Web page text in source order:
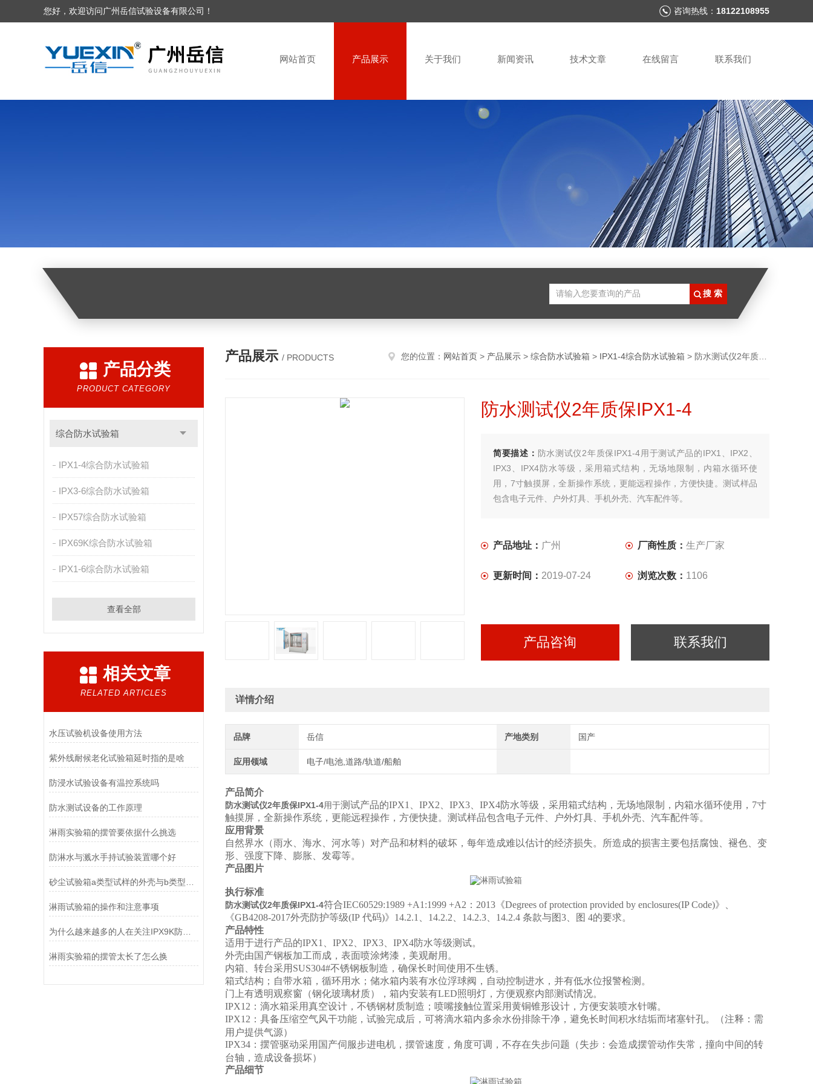
您好，欢迎访问广州岳信试验设备有限公司！ 咨询热线： 18122108955
网站首页 产品展示 关于我们 新闻资讯 技术文章 在线留言 联系我们
产品分类
PRODUCT CATEGORY
综合防水试验箱
IPX1-4综合防水试验箱
IPX3-6综合防水试验箱
IPX57综合防水试验箱
IPX69K综合防水试验箱
IPX1-6综合防水试验箱
查看全部
相关文章
RELATED ARTICLES
水压试验机设备使用方法
紫外线耐候老化试验箱延时指的是啥
防浸水试验设备有温控系统吗
防水测试设备的工作原理
淋雨实验箱的摆管要依据什么挑选
防淋水与溅水手持试验装置哪个好
淋雨试验箱的操作和注意事项
为什么越来越多的人在关注IPX9K防水检测仪
淋雨实验箱的摆管太长了怎么换
产品展示 / PRODUCTS 您的位置： 网站首页 > 产品展示 > 综合防水试验箱 > IPX1-4综合防水试验箱 > 防水测试仪2年质保IPX1-4
防水测试仪2年质保IPX1-4
简要描述： 防水测试仪2年质保IPX1-4用于测试产品的IPX1、IPX2、
IPX3、IPX4防水等级，采用箱式结构，无场地限制，内箱水循环使
用，7寸触摸屏，全新操作系统，更能远程操作，方便快捷。测试样品
包含电子元件、户外灯具、手机外壳、汽车配件等。
产品地址： 广州 厂商性质： 生产厂家
更新时间： 2019-07-24 浏览次数： 1106
产品咨询 联系我们
详情介绍
品牌 岳信 产地类别 国产
应用领域 电子/电池,道路/轨道/船舶
产品简介
防水测试仪2年质保IPX1-4用于测试产品的IPX1、IPX2、IPX3、IPX4防水等级，采用箱式结构，无场地限制，内箱水循环使用，7寸
触摸屏，全新操作系统，更能远程操作，方便快捷。测试样品包含电子元件、户外灯具、手机外壳、汽车配件等。
应用背景
自然界水（雨水、海水、河水等）对产品和材料的破坏，每年造成难以估计的经济损失。所造成的损害主要包括腐蚀、褪色、变
形、强度下降、膨胀、发霉等。
产品图片
执行标准
防水测试仪2年质保IPX1-4符合IEC60529:1989 +A1:1999 +A2：2013《Degrees of protection provided by enclosures(IP Code)》、
《GB4208-2017外壳防护等级(IP 代码)》 14.2.1 14.2.2 14.2.3 14.2.4 条款与图3 、图 4的要求。
产品特性
适用于进行产品的IPX1、IPX2、IPX3、IPX4防水等级测试。
外壳由国产钢板加工而成，表面喷涂烤漆，美观耐用。
内箱、转台采用SUS304#不锈钢板制造，确保长时间使用不生锈。
箱式结构；自带水箱，循环用水；储水箱内装有水位浮球阀，自动控制进水，并有低水位报警检测。
门上有透明观察窗（钢化玻璃材质），箱内安装有LED照明灯，方便观察内部测试情况。
IPX12 ：滴水箱采用真空设计，不锈钢材质制造；喷嘴接触位置采用黄铜锥形设计，方便安装喷水针嘴。
IPX12 ：具备压缩空气风干功能，试验完成后，可将滴水箱内多余水份排除干净，避免长时间积水结垢而堵塞针孔。（注释：需
用户提供气源）
IPX34 ：摆管驱动采用国产伺服步进电机，摆管速度，角度可调，不存在失步问题（失步：会造成摆管动作失常，撞向中间的转
台轴，造成设备损坏）
产品细节